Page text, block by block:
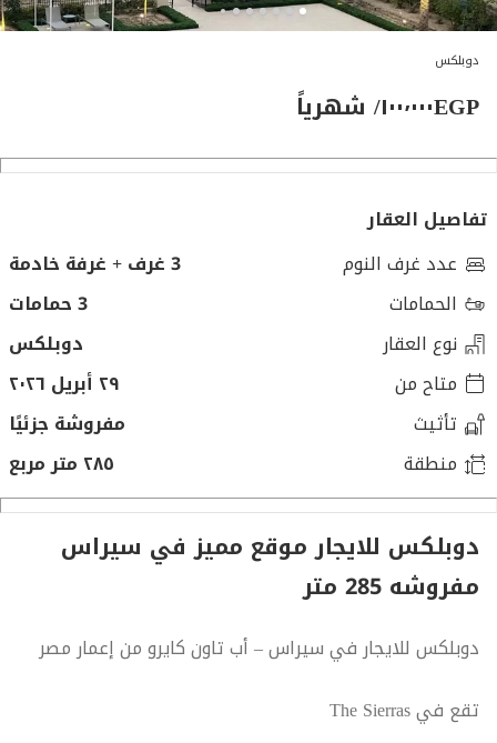
دوبلكس
EGP١٠٠٬٠٠٠/ شهرياً
تفاصيل العقار
عدد غرف النوم
3 غرف + غرفة خادمة
الحمامات
3 حمامات
نوع العقار
دوبلكس
متاح من
٢٩ أبريل ٢٠٢٦
تأثيث
مفروشة جزئيًا
منطقة
٢٨٥ متر مربع
دوبلكس للايجار موقع مميز في سيراس
مفروشه 285 متر
دوبلكس للايجار في سيراس – أب تاون كايرو من إعمار مصر
تقع في The Sierras